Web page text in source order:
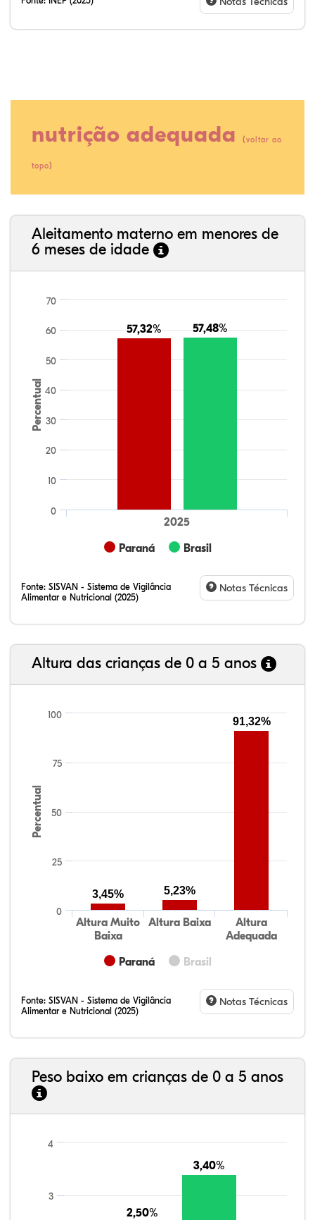
nutrição adequada (voltar ao
topo)
Aleitamento materno em menores de
6 meses de idade
Percentual
57,32%
57,32% 57,48%
57,48%
Paraná Brasil
2025
0
10
20
30
40
50
60
70
Fonte: SISVAN - Sistema de Vigilância
Alimentar e Nutricional (2025)
Notas Técnicas
Altura das crianças de 0 a 5 anos
Percentual
Paraná Brasil
Altura Muito
Baixa
Altura Baixa
Altura
Adequada
0
25
50
75
100
3,45% 5,23%
91,32%
Fonte: SISVAN - Sistema de Vigilância
Alimentar e Nutricional (2025)
Notas Técnicas
Peso baixo em crianças de 0 a 5 anos
2,50%
2,50%
3,40%
3,40%
3
4